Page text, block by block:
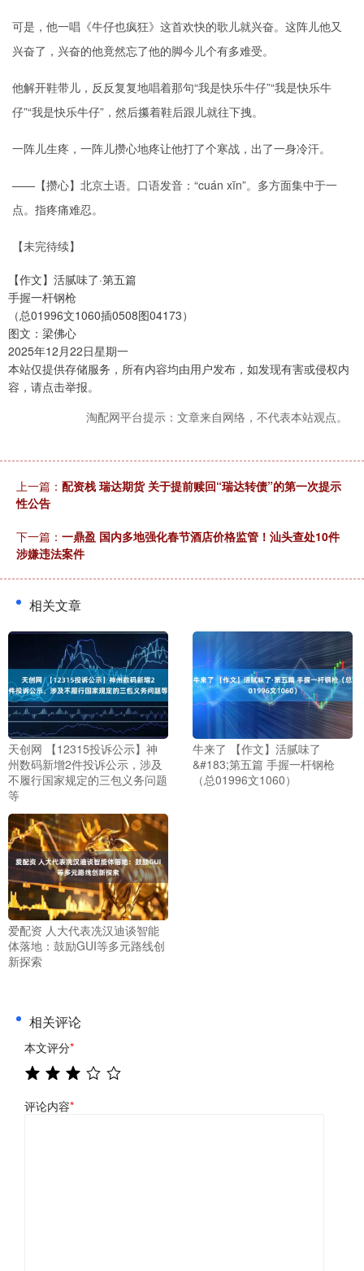
可是，他一唱《牛仔也疯狂》这首欢快的歌儿就兴奋。这阵儿他又
兴奋了，兴奋的他竟然忘了他的脚今儿个有多难受。
他解开鞋带儿，反反复复地唱着那句“我是快乐牛仔”“我是快乐牛
仔”“我是快乐牛仔”，然后攥着鞋后跟儿就往下拽。
一阵儿生疼，一阵儿攒心地疼让他打了个寒战，出了一身冷汗。
——【攒心】北京土语。口语发音：“cuán xīn”。多方面集中于一
点。指疼痛难忍。
【未完待续】
【作文】活腻味了·第五篇
手握一杆钢枪
（总01996文1060插0508图04173）
图文：梁佛心
2025年12月22日星期一
本站仅提供存储服务，所有内容均由用户发布，如发现有害或侵权内
容，请点击举报。
淘配网平台提示：文章来自网络，不代表本站观点。
上一篇： 配资栈 瑞达期货 关于提前赎回“瑞达转债”的第一次提示
性公告
下一篇： 一鼎盈 国内多地强化春节酒店价格监管！汕头查处10件
涉嫌违法案件
相关文章
天创网 【12315投诉公示】神
州数码新增2件投诉公示，涉及
不履行国家规定的三包义务问题
等
牛来了 【作文】活腻味了
&#183;第五篇 手握一杆钢枪
（总01996文1060）
爱配资 人大代表冼汉迪谈智能
体落地：鼓励GUI等多元路线创
新探索
相关评论
本文评分*
评论内容*